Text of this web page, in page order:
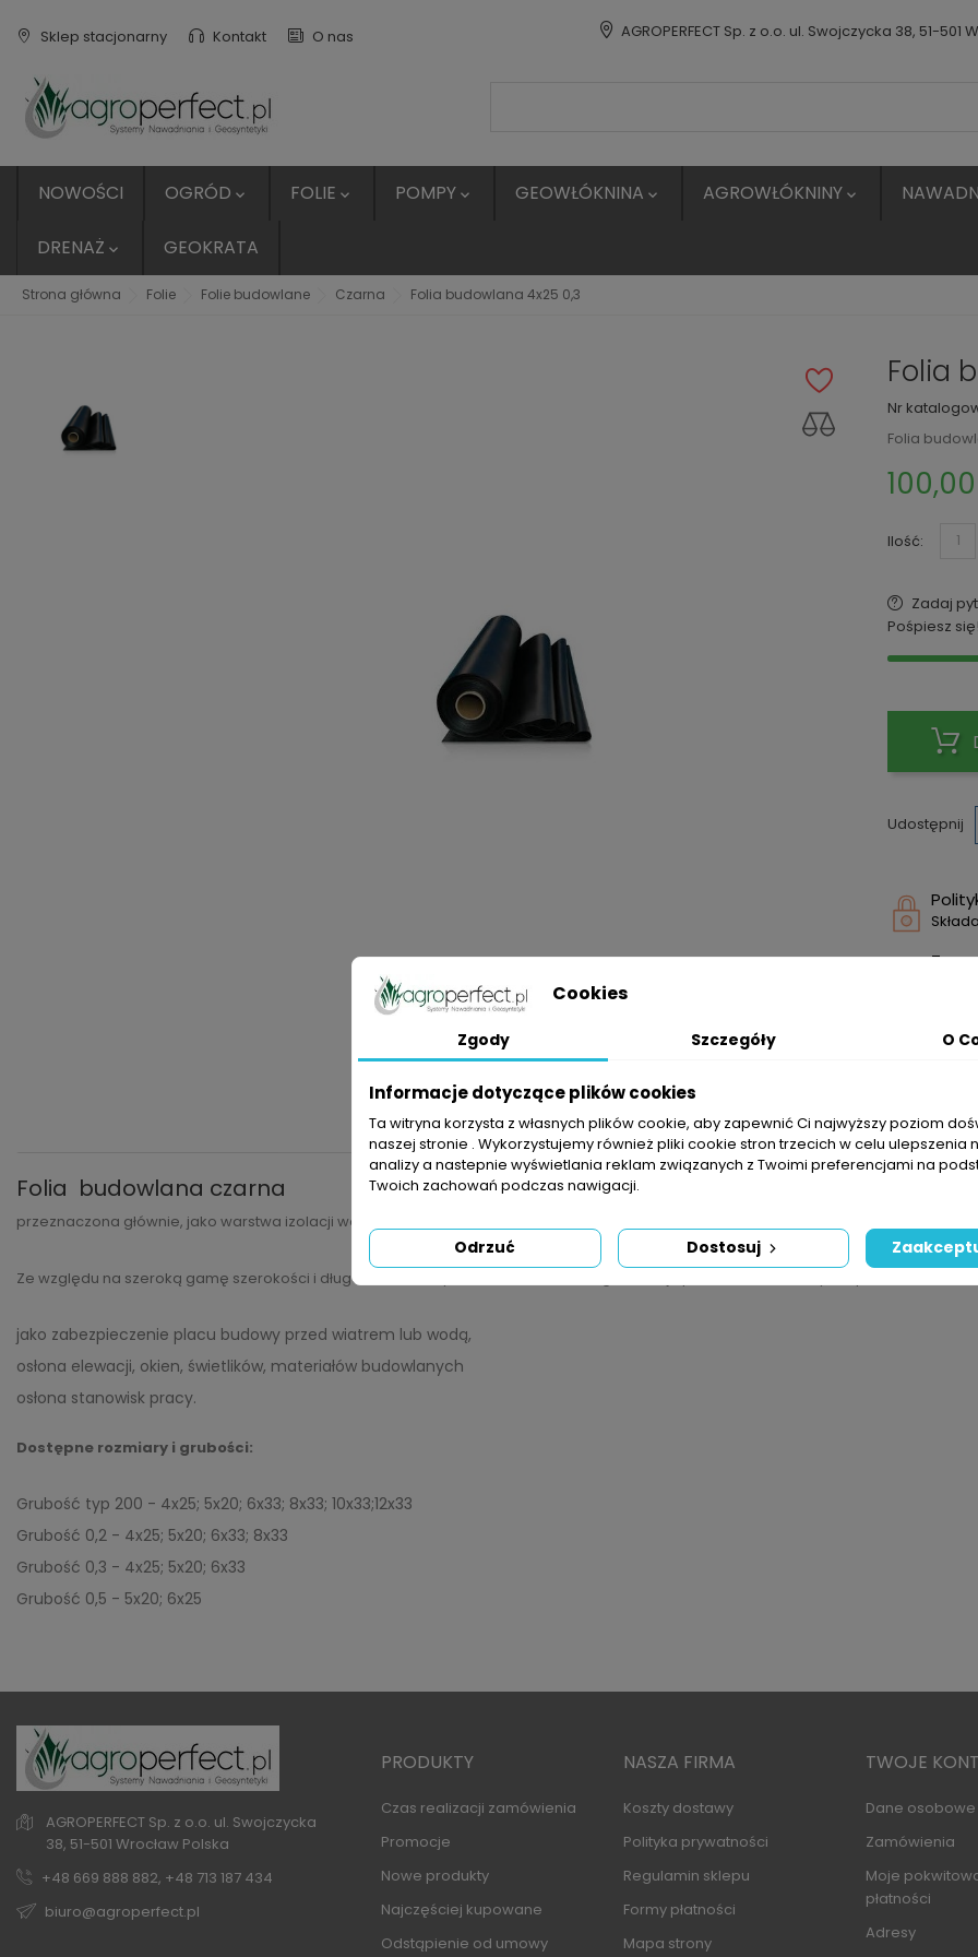
Sklep stacjonarny Kontakt O nas AGROPERFECT Sp. z o.o. ul. Swojczycka 38, 51-501
NOWOŚCI OGRÓD  FOLIE  POMPY  GEOWŁÓKNINA  AGROWŁÓKNINY 
DRENAŻ  GEOKRATA
Strona główna Folie Folie budowlane Czarna Folia budowlana 4x25 0,3
Folia
Nr
Folia
100,00
Ilość:
Zadaj
Pośpiesz
Udostępnij
OPIS SZCZEGÓŁY PRODUKTU
Folia budowlana czarna
przeznaczona głównie, jako warstwa izolacji wodochronnej w posadzkach lub wylewkach – czym grubsza folia, tym izolacja
Ze względu na szeroką gamę szerokości i długości, może być stosowana w różnego rodzaju pracach budowlanych np.
jako zabezpieczenie placu budowy przed wiatrem lub wodą,
osłona elewacji, okien, świetlików, materiałów budowlanych
osłona stanowisk pracy.
Dostępne rozmiary i grubości:
Grubość typ 200 - 4x25; 5x20; 6x33; 8x33; 10x33;12x33
Grubość 0,2 - 4x25; 5x20; 6x33; 8x33
Grubość 0,3 - 4x25; 5x20; 6x33
Grubość 0,5 - 5x20; 6x25
AGROPERFECT Sp. z o.o. ul. Swojczycka
38, 51-501 Wrocław Polska
+48 669 888 882, +48 713 187 434
biuro@agroperfect.pl
PRODUKTY
Czas realizacji zamówienia
Promocje
Nowe produkty
Najczęściej kupowane
Odstąpienie od umowy
NASZA FIRMA
Koszty dostawy
Polityka prywatności
Regulamin sklepu
Formy płatności
Mapa strony
TWOJE
Dane osobowe
Zamówienia
Moje
płatności
Adresy
Cookies
Zgody Szczegóły O
Informacje dotyczące plików cookies
Ta witryna korzysta z własnych plików cookie, aby zapewnić Ci najwyższy poziom
naszej stronie . Wykorzystujemy również pliki cookie stron trzecich w celu ulepszenia
analizy a nastepnie wyświetlania reklam związanych z Twoimi preferencjami na
Twoich zachowań podczas nawigacji.
Odrzuć Dostosuj